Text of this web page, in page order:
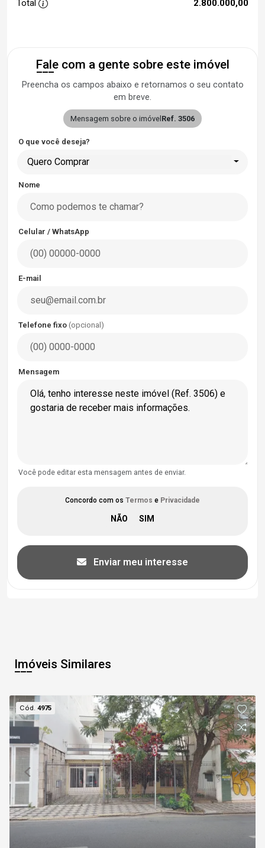
Total 2.800.000,00
Fale com a gente sobre este imóvel
Preencha os campos abaixo e retornamos o seu contato
em breve.
Mensagem sobre o imóvelRef. 3506
O que você deseja?
Quero Comprar
Nome
Celular / WhatsApp
E-mail
Telefone fixo (opcional)
Mensagem
Você pode editar esta mensagem antes de enviar.
Concordo com os Termos e Privacidade
Enviar meu interesse
Imóveis Similares
Cód.4975